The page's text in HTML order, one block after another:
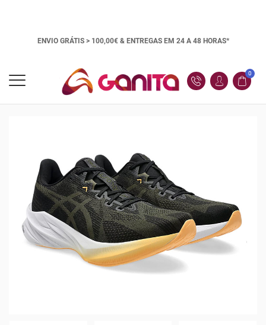
ENVIO GRÁTIS > 100,00€ & ENTREGAS EM 24 A 48 HORAS*
0